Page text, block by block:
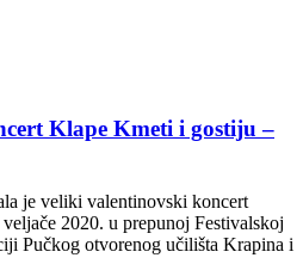
Klape Kmeti i gostiju –
je veliki valentinovski koncert
2020. u prepunoj Festivalskoj
Pučkog otvorenog učilišta Krapina i